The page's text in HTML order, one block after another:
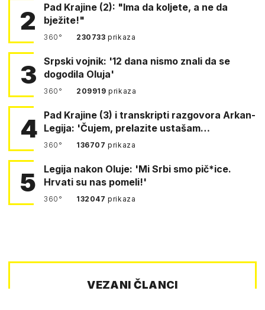
2
Pad Krajine (2): "Ima da koljete, a ne da
bježite!"
360° 230733prikaza
3
Srpski vojnik: '12 dana nismo znali da se
dogodila Oluja'
360° 209919prikaza
4 Pad Krajine (3) i transkripti razgovora Arkan-
Legija: 'Čujem, prelazite ustašam…
360° 136707prikaza
5
Legija nakon Oluje: 'Mi Srbi smo pič*ice.
Hrvati su nas pomeli!'
360° 132047prikaza
VEZANI ČLANCI